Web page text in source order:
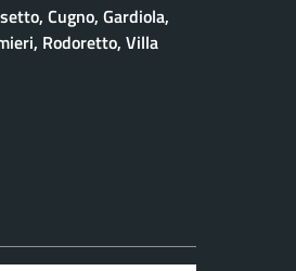
Cugno, Gardiola,
Rodoretto, Villa